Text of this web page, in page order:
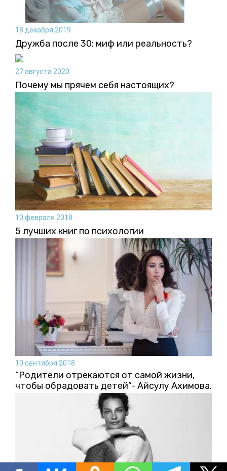
18 декабря 2019
Дружба после 30: миф или реальность?
27 августа 2020
Почему мы прячем себя настоящих?
10 февраля 2018
5 лучших книг по психологии
10 сентября 2018
“Родители отрекаются от самой жизни,
чтобы обрадовать детей”- Айсулу Ахимова.